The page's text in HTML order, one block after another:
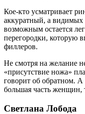
Кое-кто усматривает
аккуратный, а видимых
возможным остается
перегородки, которую
филлеров.
Не смотря на желание
«присутствие ножа»
говорит об обратном. А
большая часть женщин,
Светлана Лобода